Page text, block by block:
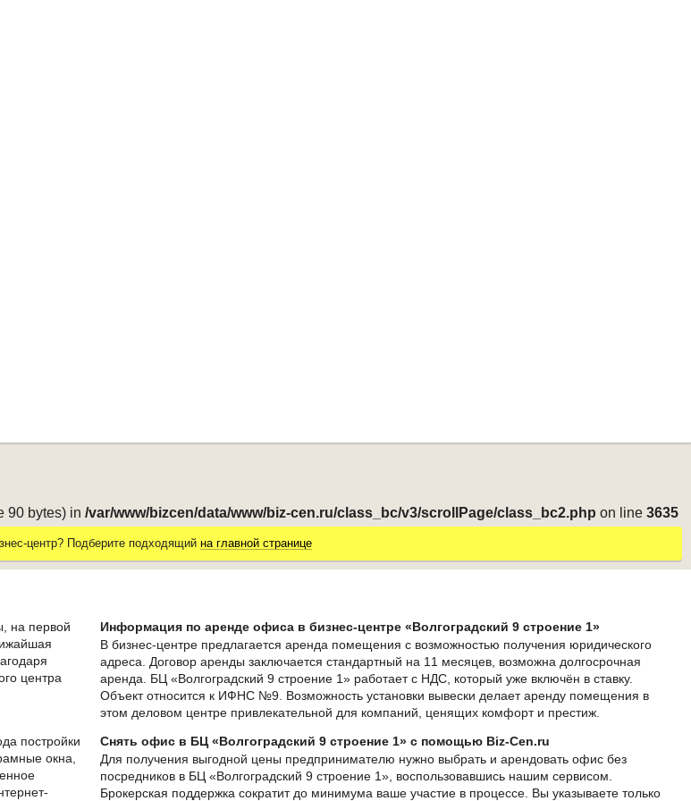
на первой
центра
постройки
окна,
Информация по аренде офиса в бизнес-центре «Волгоградский 9 строение 1»
В бизнес-центре предлагается аренда помещения с возможностью получения юридического
адреса. Договор аренды заключается стандартный на 11 месяцев, возможна долгосрочная
аренда. БЦ «Волгоградский 9 строение 1» работает с НДС, который уже включён в ставку.
Объект относится к ИФНС №9. Возможность установки вывески делает аренду помещения в
этом деловом центре привлекательной для компаний, ценящих комфорт и престиж.
Снять офис в БЦ «Волгоградский 9 строение 1» с помощью Biz-Cen.ru
Для получения выгодной цены предпринимателю нужно выбрать и арендовать офис без
посредников в БЦ «Волгоградский 9 строение 1», воспользовавшись нашим сервисом.
Брокерская поддержка сократит до минимума ваше участие в процессе. Вы указываете только
90 bytes) in /var/www/bizcen/data/www/biz-cen.ru/class_bc/v3/scrollPage/class_bc2.php on line 3635
центр? Подберите подходящий на главной странице